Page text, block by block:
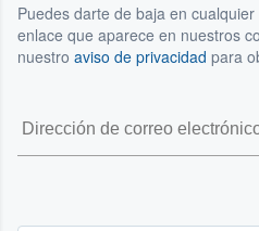
Puedes darte de baja en
enlace que aparece en nuestros
nuestro aviso de privacidad para